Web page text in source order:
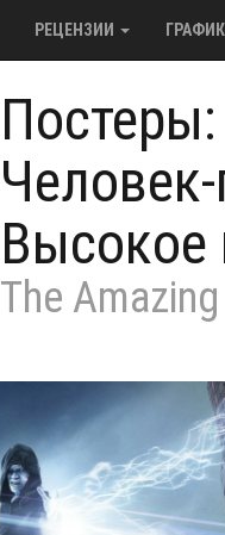
РЕЦЕНЗИИ
Высокое
The